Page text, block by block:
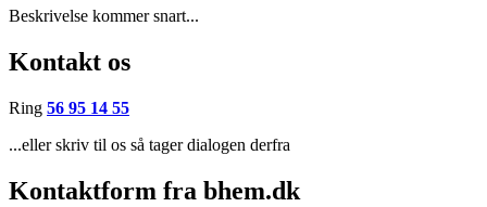
Beskrivelse kommer snart...
Kontakt os
Ring 56 95 14 55
...eller skriv til os så tager dialogen derfra
Kontaktform fra bhem.dk